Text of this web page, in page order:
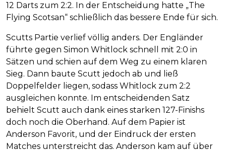
12 Darts zum 2:2. In der Entscheidung hatte „The
Flying Scotsan“ schließlich das bessere Ende für sich.
Scutts Partie verlief völlig anders. Der Engländer
führte gegen Simon Whitlock schnell mit 2:0 in
Sätzen und schien auf dem Weg zu einem klaren
Sieg. Dann baute Scutt jedoch ab und ließ
Doppelfelder liegen, sodass Whitlock zum 2:2
ausgleichen konnte. Im entscheidenden Satz
behielt Scutt auch dank eines starken 127-Finishs
doch noch die Oberhand. Auf dem Papier ist
Anderson Favorit, und der Eindruck der ersten
Matches unterstreicht das. Anderson kam auf über